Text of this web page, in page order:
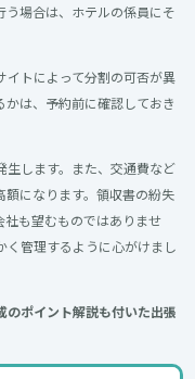
う場合は、ホテルの係員にそ
イトによって分割の可否が異
は、予約前に確認しておき
生します。また、交通費など
になります。領収書の紛失
社も望むものではありませ
く管理するように心がけまし
のポイント解説も付いた出張